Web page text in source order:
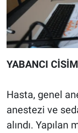
YABANCI
Hasta, genel
anestezi ve
alındı. Yapılan